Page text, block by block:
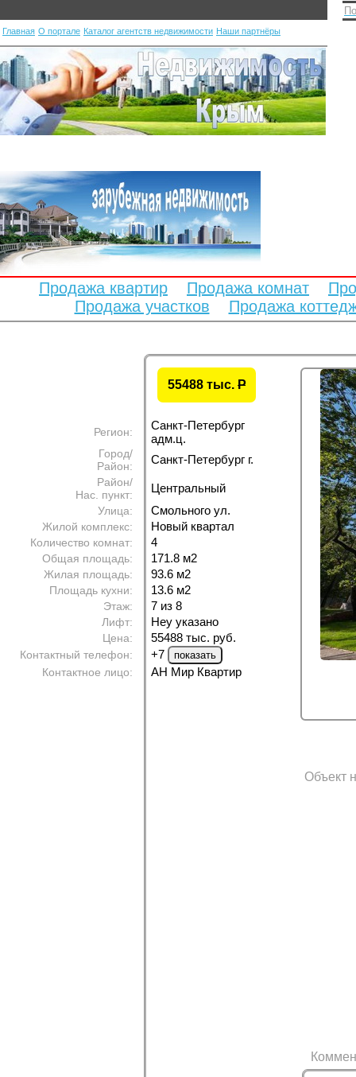
Главная О портале Каталог агентств недвижимости Наши партнёры
Продажа квартир Продажа комнат
Продажа участков
Продажа
55488 тыс. P
Регион:
Санкт-Петербург
адм.ц.
Город/
Район:
Санкт-Петербург г.
Район/
Нас. пункт:
Центральный
Улица: Смольного ул.
Жилой комплекс: Новый квартал
Количество комнат: 4
Общая площадь: 171.8 м2
Жилая площадь: 93.6 м2
Площадь кухни: 13.6 м2
Этаж: 7 из 8
Лифт: Неу указано
Цена: 55488 тыс. руб.
Контактный телефон: +7
Контактное лицо: АН Мир Квартир
Объект